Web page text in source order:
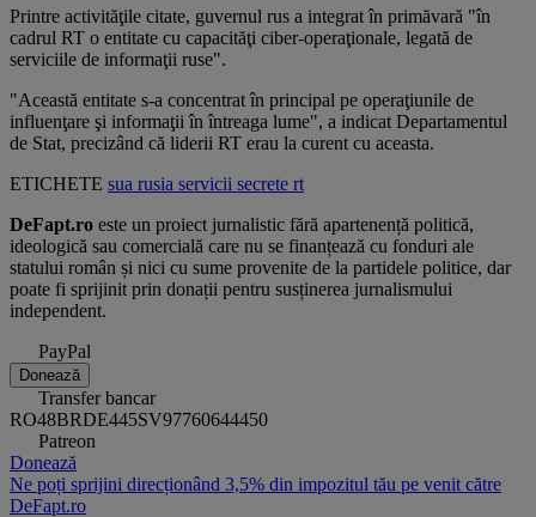
Printre activităţile citate, guvernul rus a integrat în primăvară "în
cadrul RT o entitate cu capacităţi ciber-operaţionale, legată de
serviciile de informaţii ruse".
"Această entitate s-a concentrat în principal pe operaţiunile de
influenţare şi informaţii în întreaga lume", a indicat Departamentul
de Stat, precizând că liderii RT erau la curent cu aceasta.
ETICHETE sua rusia servicii secrete rt
DeFapt.ro este un proiect jurnalistic fără apartenență politică,
ideologică sau comercială care nu se finanțează cu fonduri ale
statului român și nici cu sume provenite de la partidele politice, dar
poate fi sprijinit prin donații pentru susținerea jurnalismului
independent.
PayPal
Donează
Transfer bancar
RO48BRDE445SV97760644450
Patreon
Donează
Ne poți sprijini direcționând 3,5% din impozitul tău pe venit către
DeFapt.ro